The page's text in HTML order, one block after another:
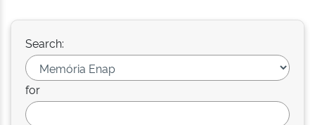
Search:
for